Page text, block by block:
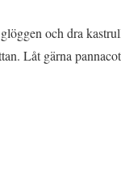
och dra
Låt gärna